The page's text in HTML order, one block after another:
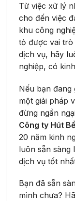
Từ việc xử lý
cho đến việc
khu công
tỏ được vai
dịch vụ, hãy
nghiệp, có
Nếu bạn đang
một giải pháp
đừng ngần
Công ty Hút
20 năm kinh
luôn sẵn sàng
dịch vụ tốt
Bạn đã sẵn
mình chưa?